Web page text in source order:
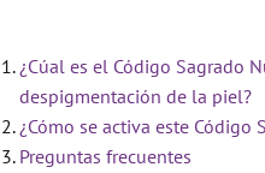
¿Cúal es el Código Sagrado
despigmentación de la piel?
¿Cómo se activa este Código
Preguntas frecuentes